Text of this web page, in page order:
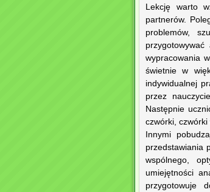
Lekcję warto
partnerów.
problemów,
wypracowania
świetnie w
indywidualnej
przez
Następnie
czwórki, czwórki
Innymi
przedstawiania
wspólnego,
umiejętności
przygotowuje